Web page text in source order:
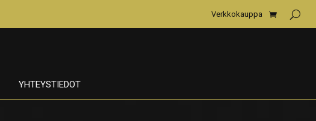
Verkkokauppa
YHTEYSTIEDOT